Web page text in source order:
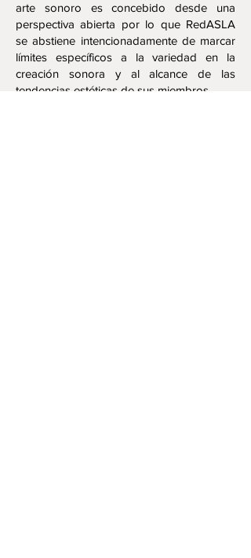
arte sonoro es concebido desde una
perspectiva abierta por lo que RedASLA
se abstiene intencionadamente de marcar
límites específicos a la variedad en la
creación sonora y al alcance de las
tendencias estéticas de sus miembros.